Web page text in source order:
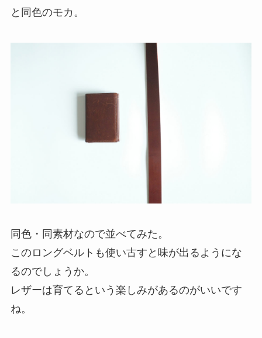
と同色のモカ。
同色・同素材なので並べてみた。
このロングベルトも使い古すと味が出るようにな
るのでしょうか。
レザーは育てるという楽しみがあるのがいいです
ね。